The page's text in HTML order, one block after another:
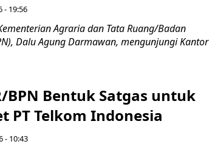
- 19:56
Agraria dan Tata Ruang/Badan
Dalu Agung Darmawan, mengunjungi Kantor
BPN Bentuk Satgas untuk
PT Telkom Indonesia
- 10:43